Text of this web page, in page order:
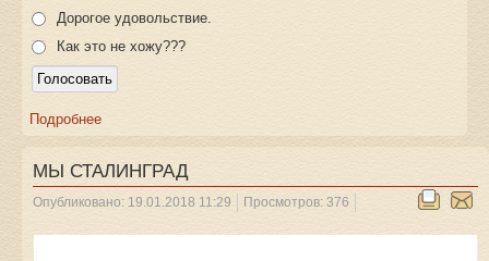
Дорогое удовольствие.
Как это не хожу???
Подробнее
МЫ СТАЛИНГРАД
Опубликовано: 19.01.2018 11:29 Просмотров: 376